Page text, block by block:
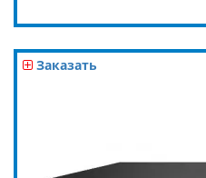
Заказать